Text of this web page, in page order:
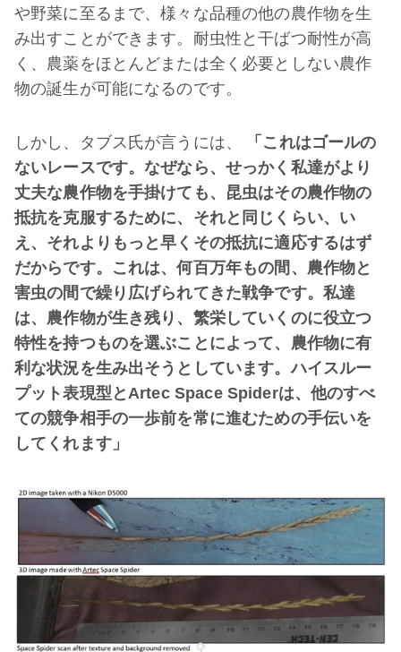
や野菜に至るまで、様々な品種の他の農作物を生
み出すことができます。耐虫性と干ばつ耐性が高
く、農薬をほとんどまたは全く必要としない農作
物の誕生が可能になるのです。
しかし、タブス氏が言うには、
「これはゴールの
ないレースです。なぜなら、せっかく私達がより
丈夫な農作物を手掛けても、昆虫はその農作物の
抵抗を克服するために、それと同じくらい、い
え、それよりもっと早くその抵抗に適応するはず
だからです。これは、何百万年もの間、農作物と
害虫の間で繰り広げられてきた戦争です。私達
は、農作物が生き残り、繁栄していくのに役立つ
特性を持つものを選ぶことによって、農作物に有
利な状況を生み出そうとしています。ハイスルー
プット表現型とArtec Space Spiderは、他のすべ
ての競争相手の一歩前を常に進むための手伝いを
してくれます」